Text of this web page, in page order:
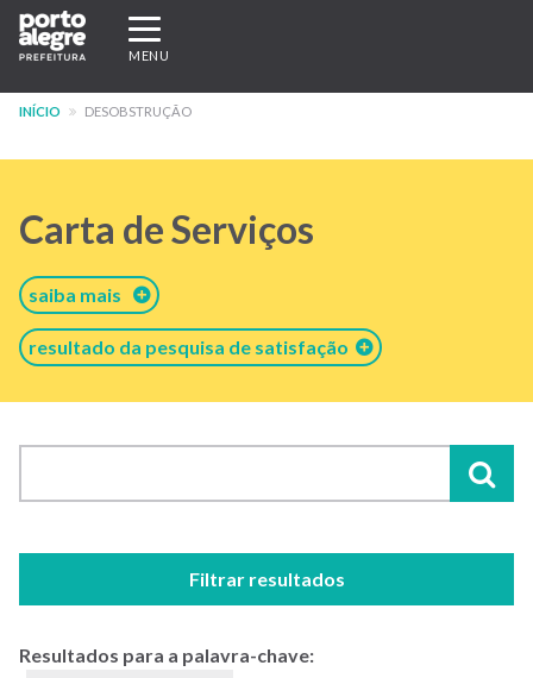
Pular
para
conteúdo
Expandir/recolher
navegação
MENU
INÍCIO DESOBSTRUÇÃO
Carta de Serviços
saiba mais
resultado da pesquisa de satisfação
Filtrar resultados
Resultados para a palavra-chave: